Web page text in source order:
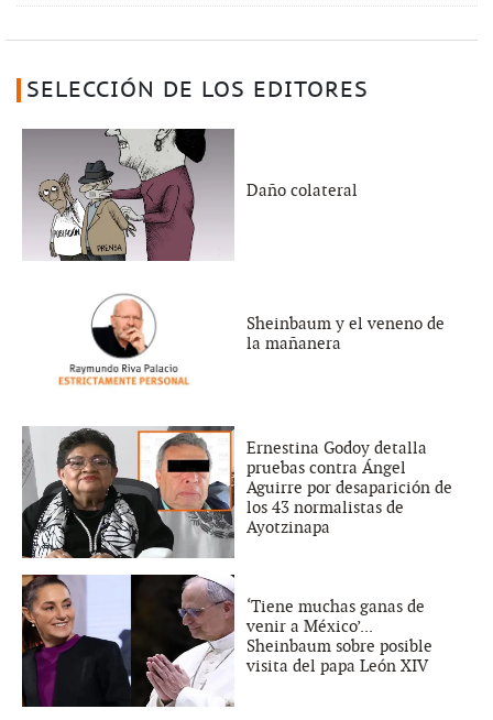
SELECCIÓN DE LOS EDITORES
Daño colateral
Sheinbaum y el veneno de
la mañanera
Ernestina Godoy detalla
pruebas contra Ángel
Aguirre por desaparición de
los 43 normalistas de
Ayotzinapa
‘Tiene muchas ganas de
venir a México’...
Sheinbaum sobre posible
visita del papa León XIV